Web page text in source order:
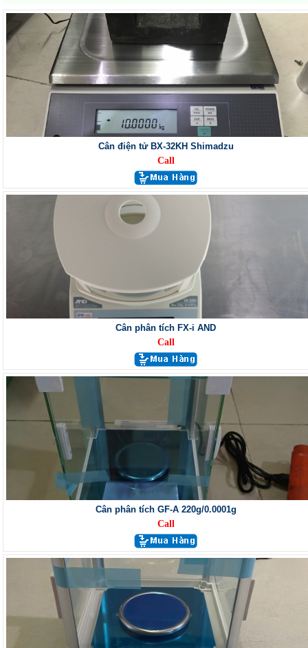
Cân điện tử BX-32KH Shimadzu
Call
Cân phân tích FX-i AND
Call
Cân phân tích GF-A 220g/0.0001g
Call